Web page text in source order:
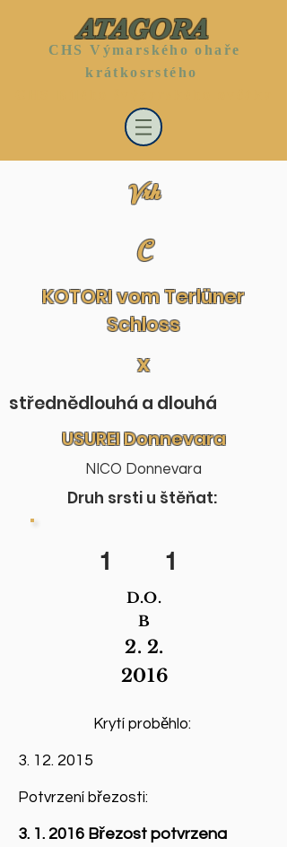
ATAGORA
CHS Výmarského ohaře
krátkosrstého
Vrh
C
KOTORI vom Terlüner
Schloss
x
střednědlouhá a dlouhá
USUREI Donnevara
NICO Donnevara
Druh srsti u štěňat:
1 1
D.O.
B
2. 2.
2016
Krytí proběhlo:
3. 12. 2015
Potvrzení březosti:
3. 1. 2016 Březost potvrzena